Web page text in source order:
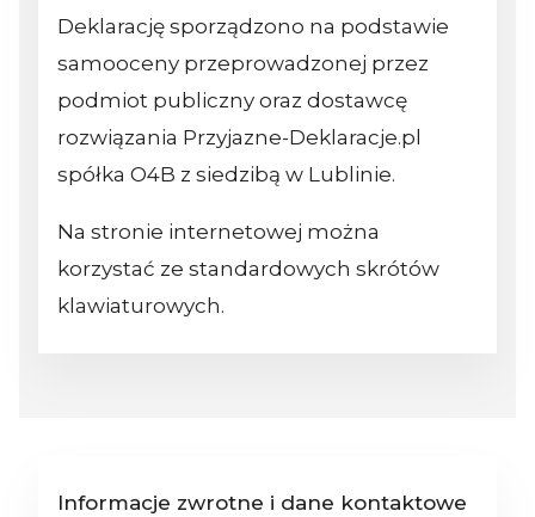
Deklarację sporządzono na podstawie
samooceny przeprowadzonej przez
podmiot publiczny oraz dostawcę
rozwiązania Przyjazne-Deklaracje.pl
spółka O4B z siedzibą w Lublinie.
Na stronie internetowej można
korzystać ze standardowych skrótów
klawiaturowych.
Informacje zwrotne i dane kontaktowe